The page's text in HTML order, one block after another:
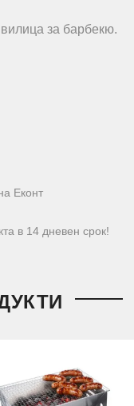
за барбекю.
Еконт
в 14 дневен срок!